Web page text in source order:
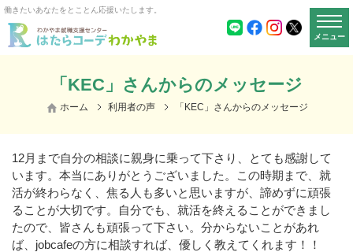
働きたいあなたをとことん応援いたします。
メニュー
「KEC」さんからのメッセージ
ホーム 利用者の声 「KEC」さんからのメッセージ
12月まで自分の相談に親身に乗って下さり、とても感謝して
います。本当にありがとうございました。この時期まで、就
活が終わらなく、焦る人も多いと思いますが、諦めずに頑張
ることが大切です。自分でも、就活を終えることができまし
たので、皆さんも頑張って下さい。分からないことがあれ
ば、jobcafeの方に相談すれば、優しく教えてくれます！！